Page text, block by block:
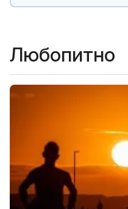
Любопитно